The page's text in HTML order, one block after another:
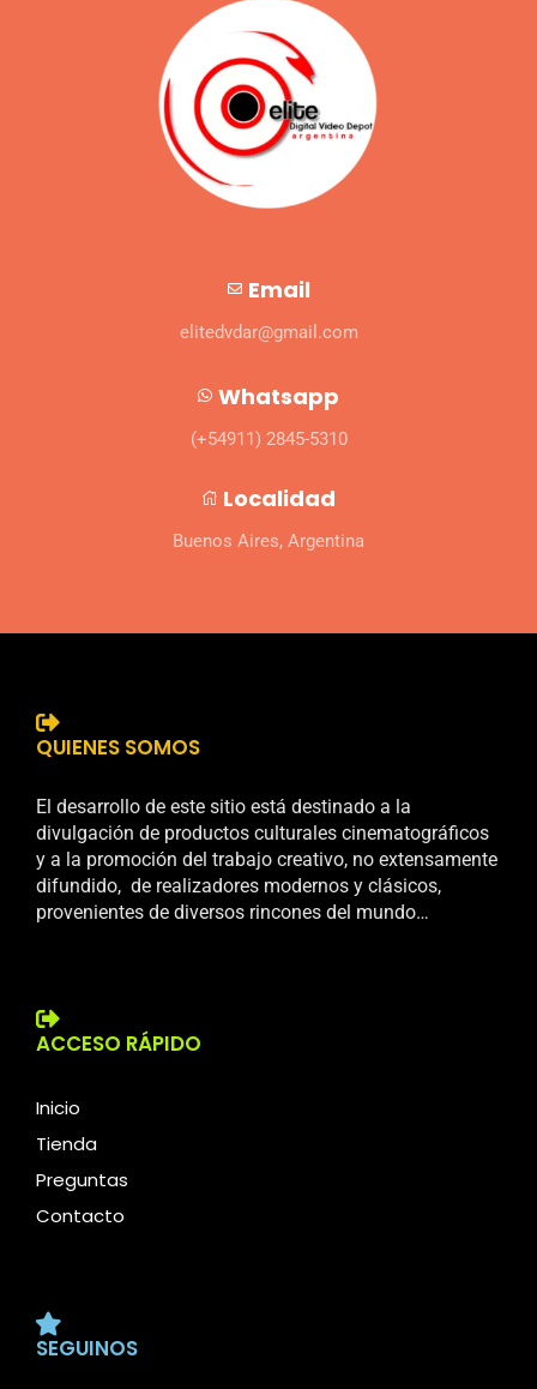
Email
elitedvdar@gmail.com
Whatsapp
(+54911) 2845-5310
Localidad
Buenos Aires, Argentina
QUIENES SOMOS
El desarrollo de este sitio está destinado a la
divulgación de productos culturales cinematográficos
y a la promoción del trabajo creativo, no extensamente
difundido, de realizadores modernos y clásicos,
provenientes de diversos rincones del mundo…
ACCESO RÁPIDO
Inicio
Tienda
Preguntas
Contacto
SEGUINOS